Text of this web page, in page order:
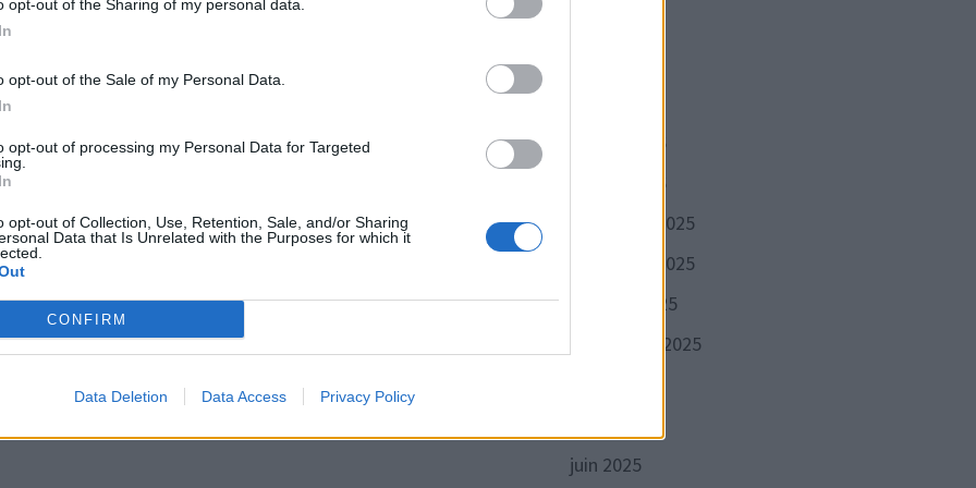
opt-out of the Sharing of my personal data.
opt-out of the Sale of my Personal Data.
opt-out of processing my Personal Data for Targeted
opt-out of Collection, Use, Retention, Sale, and/or Sharing
Data that Is Unrelated with the Purposes for which it
CONFIRM
Data Deletion Data Access Privacy Policy
défauts et qualités, comprenant que la perfection n’existe
tout votre temps ensemble, assurez-vous de continuer à
et retrouvant vos amis.
Enfilez des vêtements flatteurs, soignez votre apparence, et
février 2026
janvier 2026
décembre 2025
novembre 2025
octobre 2025
septembre 2025
juin 2025